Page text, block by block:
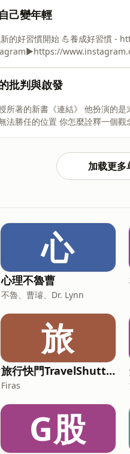
OrMarc⁠⁠⁠⁠⁠⁠⁠⁠⁠⁠⁠⁠⁠
me/lists⁠⁠⁠⁠⁠⁠⁠⁠⁠⁠⁠ 工作連絡請來信
己變年輕
course.metavoice.tw/courses/good-habits
工作連絡請來信
批判與啟發
所著的新書《連結》 他扮演的
光譜中的哪一邊息息相關 在讀這本書前，
OrMarc⁠⁠⁠⁠⁠⁠⁠⁠⁠⁠⁠
加载更多
心
心理不魯曹
不魯、曹璿、Dr. Lynn
旅
旅行快門TravelShutter
Firas
G股